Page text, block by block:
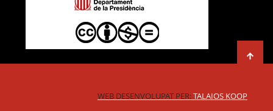
WEB DESENVOLUPAT PER:TALAIOS KOOP